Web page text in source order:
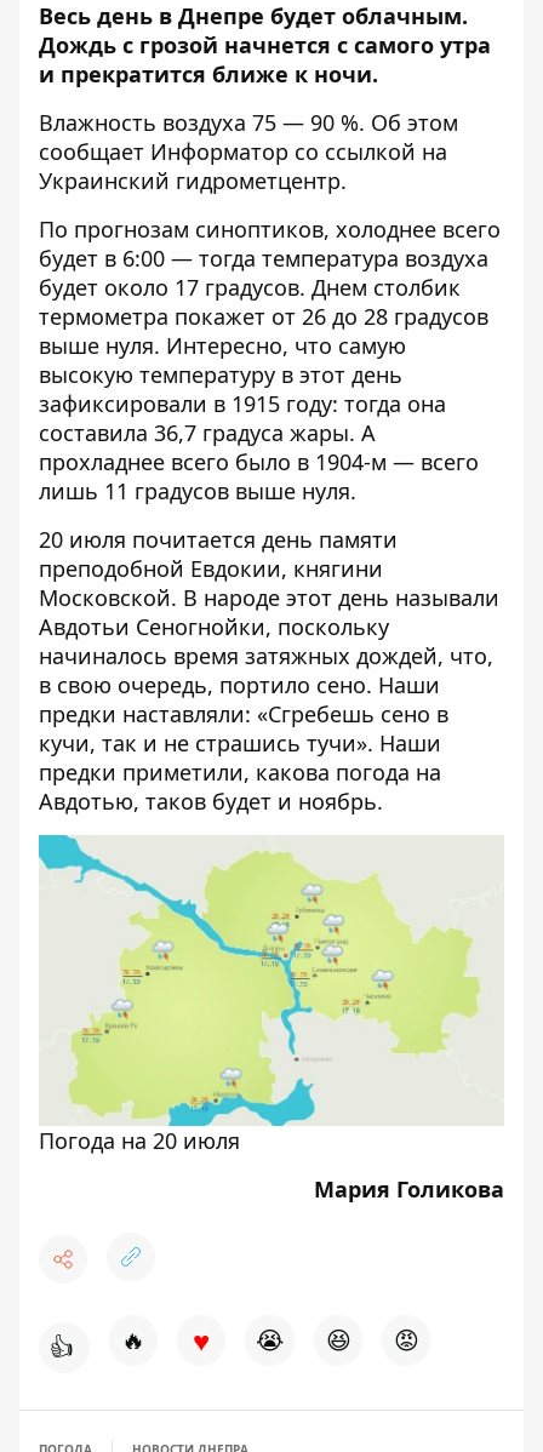
Весь день в Днепре будет облачным.
Дождь c грозой начнется с самого утра
и прекратится ближе к ночи.
Влажность воздуха 75 — 90 %. Об этом
сообщает Информатор со ссылкой на
Украинский гидрометцентр.
По прогнозам синоптиков, холоднее всего
будет в 6:00 — тогда температура воздуха
будет около 17 градусов. Днем столбик
термометра покажет от 26 до 28 градусов
выше нуля. Интересно, что самую
высокую температуру в этот день
зафиксировали в 1915 году: тогда она
составила 36,7 градуса жары. А
прохладнее всего было в 1904-м — всего
лишь 11 градусов выше нуля.
20 июля почитается день памяти
преподобной Евдокии, княгини
Московской. В народе этот день называли
Авдотьи Сеногнойки, поскольку
начиналось время затяжных дождей, что,
в свою очередь, портило сено. Наши
предки наставляли: «Сгребешь сено в
кучи, так и не страшись тучи». Наши
предки приметили, какова погода на
Авдотью, таков будет и ноябрь.
Погода на 20 июля
Мария Голикова
👍 🔥 ♥ 😭 😆 😡